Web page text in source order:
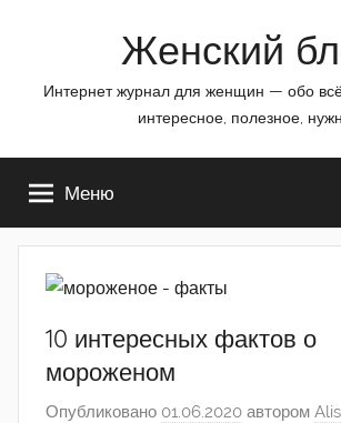
Женский
Интернет журнал для женщин — обо
интересное, полезное,
Меню
10 интересных фактов о
мороженом
Опубликовано 01.06.2020 автором